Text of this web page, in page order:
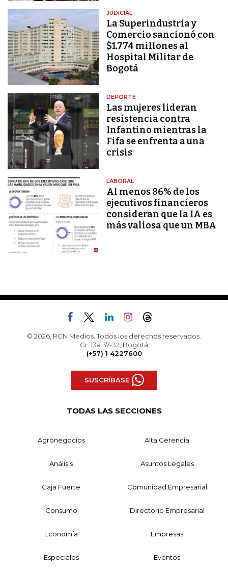
JUDICIAL
La Superindustria y
Comercio sancionó con
$1.774 millones al
Hospital Militar de
Bogotá
DEPORTE
Las mujeres lideran
resistencia contra
Infantino mientras la
Fifa se enfrenta a una
crisis
LABORAL
Al menos 86% de los
ejecutivos financieros
consideran que la IA es
más valiosa que un MBA
© 2026, RCN Medios. Todos los derechos reservados.
Cr. 13a 37-32, Bogotá
(+57) 1 4227600
SUSCRÍBASE
TODAS LAS SECCIONES
Agronegocios Alta Gerencia
Análisis Asuntos Legales
Caja Fuerte Comunidad Empresarial
Consumo Directorio Empresarial
Economía Empresas
Especiales Eventos